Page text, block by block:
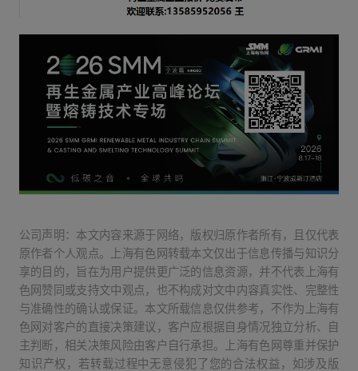
公司声明：本文内容来源于网络，版权归原作者所有，且仅代表
原作者个人观点。上海有色网转载本文仅出于信息传播与知识分
享的目的，旨在为用户提供更广泛的信息资源，并不代表上海有
色网赞同或支持文中观点，也不构成对文中内容真实性、完整性
与准确性的确认或保证。本文所载信息仅供参考，不作为上海有
色网对客户的直接决策建议，客户应根据自身情况独立分析、自
主判断，相关决策风险由客户自行承担。上海有色网尊重并保护
知识产权，若转载过程中无意侵犯了您的合法权益，如涉及版